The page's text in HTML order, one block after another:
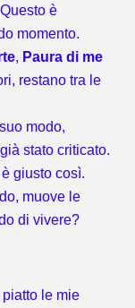
è
momento.
, Paura di me
restano tra le
modo,
stato criticato.
giusto così.
muove le
di vivere?
piatto le mie